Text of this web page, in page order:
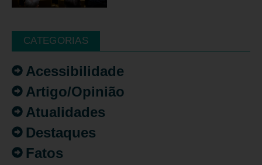
CATEGORIAS
Acessibilidade
Artigo/Opinião
Atualidades
Destaques
Fatos